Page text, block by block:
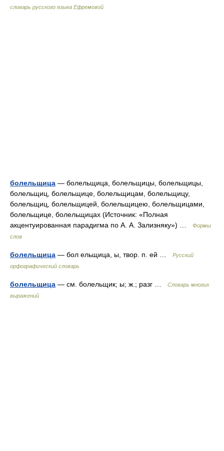
словарь русского языка Ефремовой
болельщица — болельщица, болельщицы, болельщицы,
болельщиц, болельщице, болельщицам, болельщицу,
болельщиц, болельщицей, болельщицею, болельщицами,
болельщице, болельщицах (Источник: «Полная
акцентуированная парадигма по А. А. Зализняку») …
Формы
слов
болельщица — бол ельщица, ы, твор. п. ей …
Русский
орфографический словарь
болельщица — см. болельщик; ы; ж.; разг …
Словарь многих
выражений